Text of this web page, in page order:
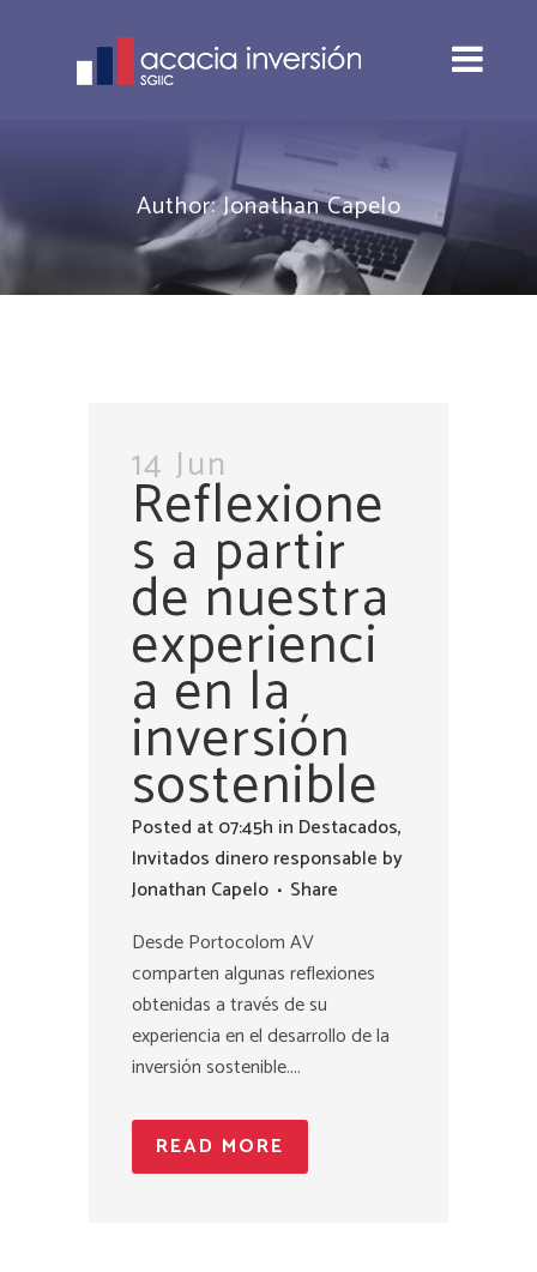
Author: Jonathan Capelo
14 Jun
Reflexione
s a partir
de nuestra
experienci
a en la
inversión
sostenible
Posted at 07:45h in Destacados,
Invitados dinero responsable by
Jonathan Capelo
Share
Desde Portocolom AV
comparten algunas reflexiones
obtenidas a través de su
experiencia en el desarrollo de la
inversión sostenible....
READ MORE